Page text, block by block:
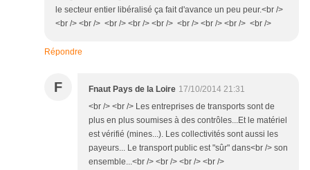
le secteur entier libéralisé ça fait d'avance un peu peur.<br />
<br /> <br /> <br /> <br /> <br /> <br /> <br /> <br /> <br />
Répondre
F Fnaut Pays de la Loire 17/10/2014 21:31
<br /> <br /> Les entreprises de transports sont de
plus en plus soumises à des contrôles...Et le matériel
est vérifié (mines...). Les collectivités sont aussi les
payeurs... Le transport public est "sûr" dans<br /> son
ensemble...<br /> <br /> <br /> <br />